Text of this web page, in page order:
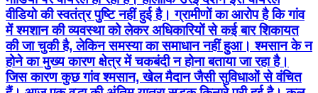
वीडियो की स्वतंत्र पुष्टि नहीं हुई है। ग्रामीणों का आरोप है कि गांव
में श्मशान की व्यवस्था को लेकर अधिकारियों से कई बार शिकायत
की जा चुकी है, लेकिन समस्या का समाधान नहीं हुआ। श्मसान के न
होने का मुख्य कारण क्षेत्र में चकबंदी न होना बताया जा रहा है।
जिस कारण कुछ गांव श्मसान, खेल मैदान जैसी सुविधाओं से वंचित